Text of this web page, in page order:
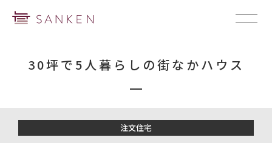
30坪で5人暮らしの街なかハウス
注文住宅